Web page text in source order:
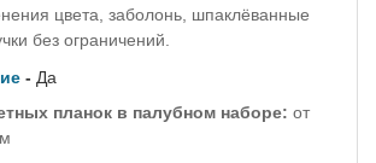
цвета, заболонь, шпаклёванные
без ограничений.
- Да
планок в палубном наборе: от